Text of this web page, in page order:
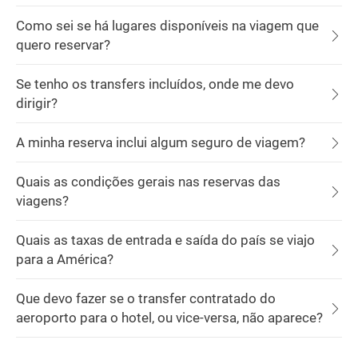
Como sei se há lugares disponíveis na viagem que
quero reservar?
Se tenho os transfers incluídos, onde me devo
dirigir?
A minha reserva inclui algum seguro de viagem?
Quais as condições gerais nas reservas das
viagens?
Quais as taxas de entrada e saída do país se viajo
para a América?
Que devo fazer se o transfer contratado do
aeroporto para o hotel, ou vice-versa, não aparece?